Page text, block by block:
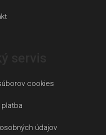
cookies
platba
údajov